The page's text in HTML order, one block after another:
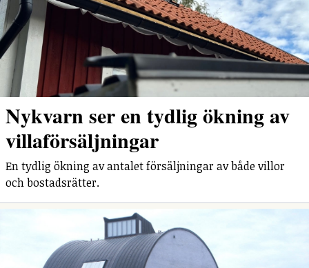
Nykvarn ser en tydlig ökning av
villaförsäljningar
En tydlig ökning av antalet försäljningar av både villor
och bostadsrätter.